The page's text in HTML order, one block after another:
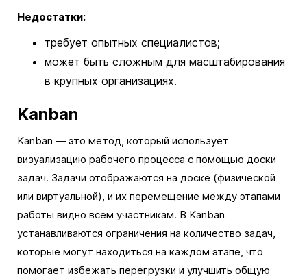
Недостатки:
требует опытных специалистов;
может быть сложным для масштабирования
в крупных организациях.
Kanban
Kanban — это метод, который использует
визуализацию рабочего процесса с помощью доски
задач. Задачи отображаются на доске (физической
или виртуальной), и их перемещение между этапами
работы видно всем участникам. В Kanban
устанавливаются ограничения на количество задач,
которые могут находиться на каждом этапе, что
помогает избежать перегрузки и улучшить общую